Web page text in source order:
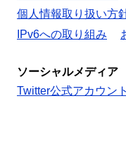
個人情報取り扱い方
IPv6への取り組み
ソーシャルメディア
Twitter公式アカウント